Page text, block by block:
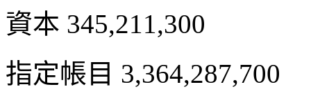
資本 345,211,300
指定帳目 3,364,287,700